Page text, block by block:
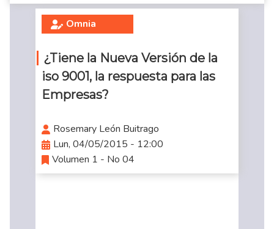
Omnia
¿Tiene la Nueva Versión de la
iso 9001, la respuesta para las
Empresas?
Rosemary León Buitrago
Lun, 04/05/2015 - 12:00
Volumen 1 - No 04